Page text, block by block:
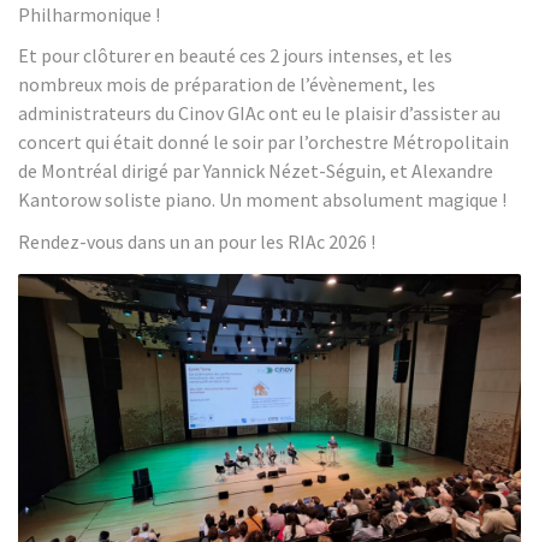
Philharmonique !
Et pour clôturer en beauté ces 2 jours intenses, et les
nombreux mois de préparation de l’évènement, les
administrateurs du Cinov GIAc ont eu le plaisir d’assister au
concert qui était donné le soir par l’orchestre Métropolitain
de Montréal dirigé par Yannick Nézet-Séguin, et Alexandre
Kantorow soliste piano. Un moment absolument magique !
Rendez-vous dans un an pour les RIAc 2026 !